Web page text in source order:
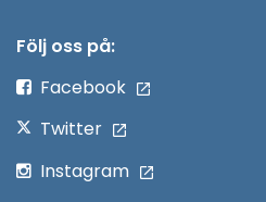
Följ oss på:
Facebook
Twitter
Instagram